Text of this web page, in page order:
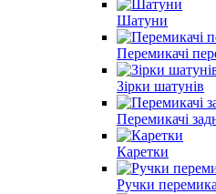
Шатуни
Перемикачі
Зірки шатунів
Перемикачі
Каретки
Ручки